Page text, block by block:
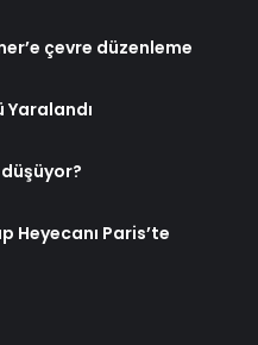
çevre düzenleme
Yaralandı
Heyecanı Paris’te